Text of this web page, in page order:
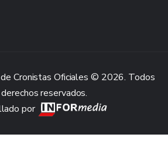
Cronistas Oficiales © 2026. Todos
reservados.
por